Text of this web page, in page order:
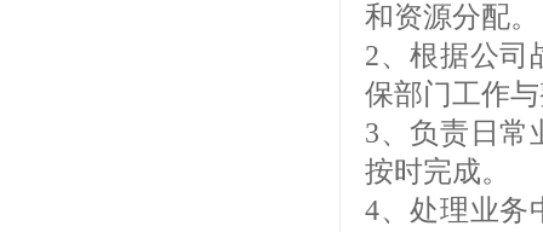
和资源分配。
2、根据公司
保部门工作
3、负责日常
按时完成。
4、处理业务